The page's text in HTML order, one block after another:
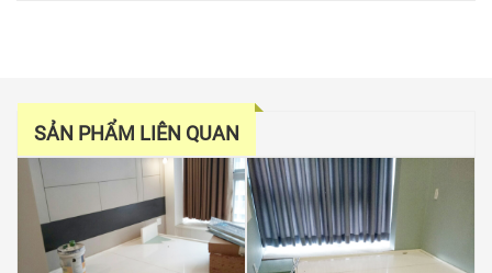
SẢN PHẨM LIÊN QUAN